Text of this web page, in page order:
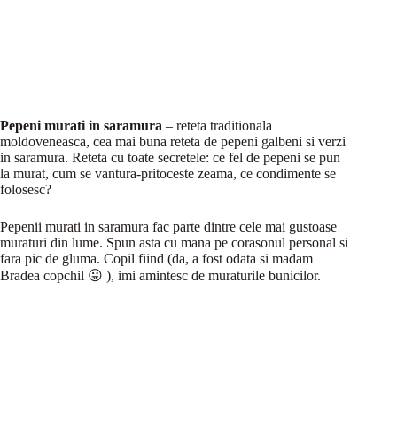
Pepeni murati in saramura – reteta traditionala
moldoveneasca, cea mai buna reteta de pepeni galbeni si verzi
in saramura. Reteta cu toate secretele: ce fel de pepeni se pun
la murat, cum se vantura-pritoceste zeama, ce condimente se
folosesc?
Pepenii murati in saramura fac parte dintre cele mai gustoase
muraturi din lume. Spun asta cu mana pe corasonul personal si
fara pic de gluma. Copil fiind (da, a fost odata si madam
Bradea copchil 😛 ), imi amintesc de muraturile bunicilor.